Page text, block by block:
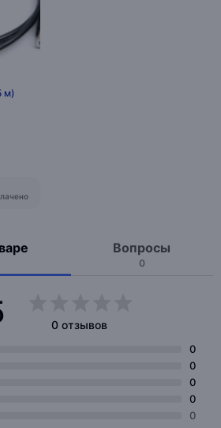
м)
Вопросы
0
0 отзывов
0
0
0
0
0